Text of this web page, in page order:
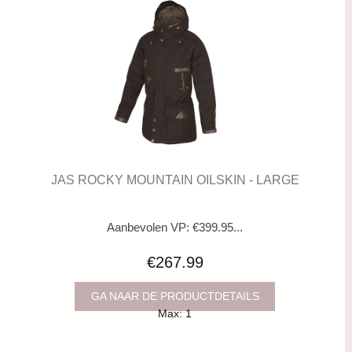
JAS ROCKY MOUNTAIN OILSKIN - LARGE
Aanbevolen VP: €399.95...
€267.99
GA NAAR DE PRODUCTDETAILS
Max: 1